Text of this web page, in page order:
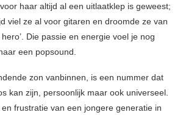
haar altijd al een uitlaatklep is geweest;
viel ze al voor gitaren en droomde ze van
Die passie en energie voel je nog
een popsound.
zon vanbinnen, is een nummer dat
kan zijn, persoonlijk maar ook universeel.
frustratie van een jongere generatie in